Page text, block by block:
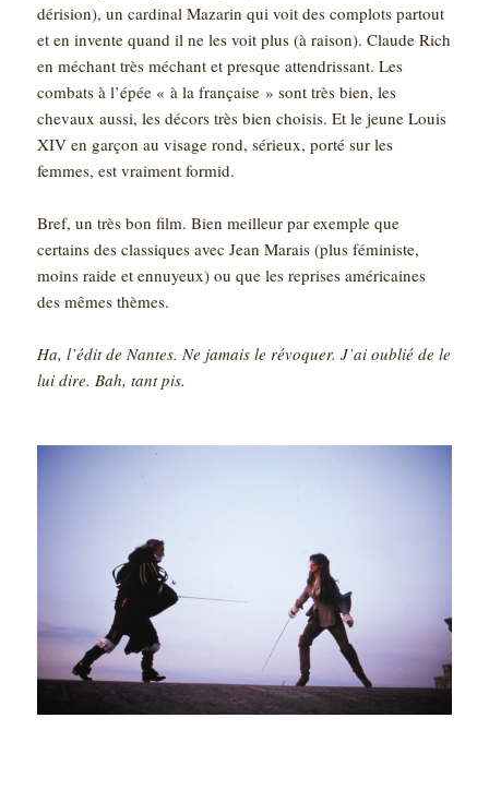
dérision), un cardinal Mazarin qui voit des complots partout
et en invente quand il ne les voit plus (à raison). Claude Rich
en méchant très méchant et presque attendrissant. Les
combats à l’épée « à la française » sont très bien, les
chevaux aussi, les décors très bien choisis. Et le jeune Louis
XIV en garçon au visage rond, sérieux, porté sur les
femmes, est vraiment formid.
Bref, un très bon film. Bien meilleur par exemple que
certains des classiques avec Jean Marais (plus féministe,
moins raide et ennuyeux) ou que les reprises américaines
des mêmes thèmes.
Ha, l’édit de Nantes. Ne jamais le révoquer. J’ai oublié de le
lui dire. Bah, tant pis.